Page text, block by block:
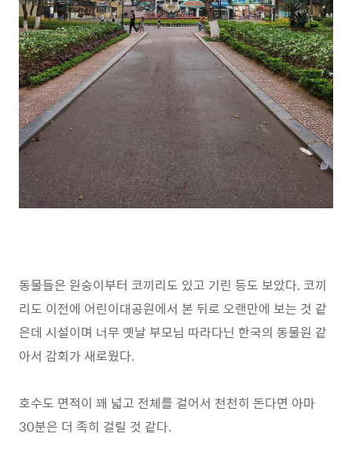
동물들은 원숭이부터 코끼리도 있고 기린 등도 보았다. 코끼
리도 이전에 어린이대공원에서 본 뒤로 오랜만에 보는 것 같
은데 시설이며 너무 옛날 부모님 따라다닌 한국의 동물원 같
아서 감회가 새로웠다.
호수도 면적이 꽤 넓고 전체를 걸어서 천천히 돈다면 아마
30분은 더 족히 걸릴 것 같다.